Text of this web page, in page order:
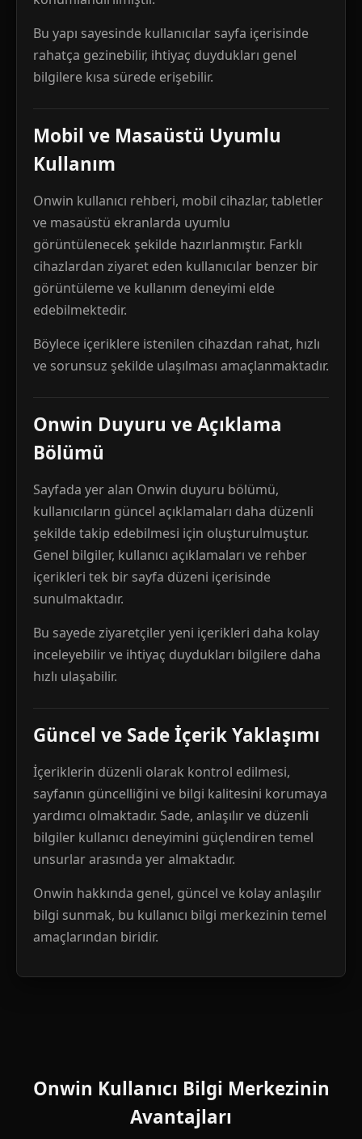
Bu yapı sayesinde kullanıcılar sayfa içerisinde
rahatça gezinebilir, ihtiyaç duydukları genel
bilgilere kısa sürede erişebilir.
Mobil ve Masaüstü Uyumlu
Kullanım
Onwin kullanıcı rehberi, mobil cihazlar, tabletler
ve masaüstü ekranlarda uyumlu
görüntülenecek şekilde hazırlanmıştır. Farklı
cihazlardan ziyaret eden kullanıcılar benzer bir
görüntüleme ve kullanım deneyimi elde
edebilmektedir.
Böylece içeriklere istenilen cihazdan rahat, hızlı
ve sorunsuz şekilde ulaşılması amaçlanmaktadır.
Onwin Duyuru ve Açıklama
Bölümü
Sayfada yer alan Onwin duyuru bölümü,
kullanıcıların güncel açıklamaları daha düzenli
şekilde takip edebilmesi için oluşturulmuştur.
Genel bilgiler, kullanıcı açıklamaları ve rehber
içerikleri tek bir sayfa düzeni içerisinde
sunulmaktadır.
Bu sayede ziyaretçiler yeni içerikleri daha kolay
inceleyebilir ve ihtiyaç duydukları bilgilere daha
hızlı ulaşabilir.
Güncel ve Sade İçerik Yaklaşımı
İçeriklerin düzenli olarak kontrol edilmesi,
sayfanın güncelliğini ve bilgi kalitesini korumaya
yardımcı olmaktadır. Sade, anlaşılır ve düzenli
bilgiler kullanıcı deneyimini güçlendiren temel
unsurlar arasında yer almaktadır.
Onwin hakkında genel, güncel ve kolay anlaşılır
bilgi sunmak, bu kullanıcı bilgi merkezinin temel
amaçlarından biridir.
Onwin Kullanıcı Bilgi Merkezinin
Avantajları